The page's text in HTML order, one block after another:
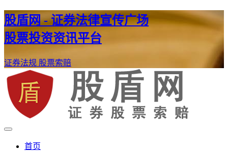
股盾网 - 证券法律宣传广场
股票投资资讯平台
证券法规 股票索赔
股盾网
证券股票维权网
首页